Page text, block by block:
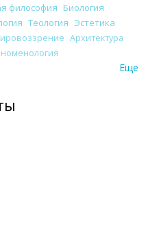
философия Биология
Теология Эстетика
Архитектура
Еще